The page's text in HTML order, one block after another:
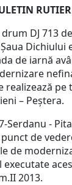
RUTIER
DJ 713 de
Dichiului
de iarnă
realizează pe
– Peştera.
-
de
de
2013.